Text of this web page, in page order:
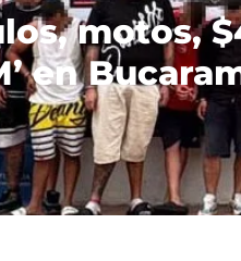
motos,
en